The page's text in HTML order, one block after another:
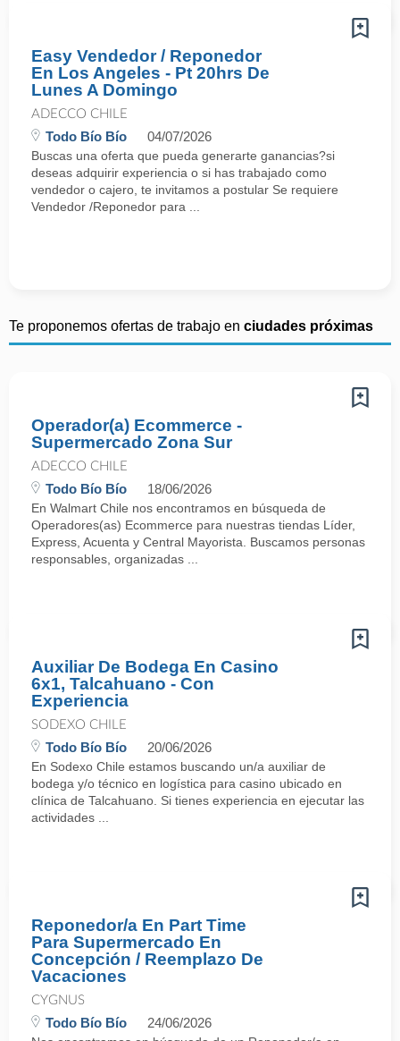
Easy Vendedor / Reponedor
En Los Angeles - Pt 20hrs De
Lunes A Domingo
ADECCO CHILE
Todo Bío Bío 04/07/2026
Buscas una oferta que pueda generarte ganancias?si
deseas adquirir experiencia o si has trabajado como
vendedor o cajero, te invitamos a postular Se requiere
Vendedor /Reponedor para ...
Te proponemos ofertas de trabajo en ciudades próximas
Operador(a) Ecommerce -
Supermercado Zona Sur
ADECCO CHILE
Todo Bío Bío 18/06/2026
En Walmart Chile nos encontramos en búsqueda de
Operadores(as) Ecommerce para nuestras tiendas Líder,
Express, Acuenta y Central Mayorista. Buscamos personas
responsables, organizadas ...
Auxiliar De Bodega En Casino
6x1, Talcahuano - Con
Experiencia
SODEXO CHILE
Todo Bío Bío 20/06/2026
En Sodexo Chile estamos buscando un/a auxiliar de
bodega y/o técnico en logística para casino ubicado en
clínica de Talcahuano. Si tienes experiencia en ejecutar las
actividades ...
Reponedor/a En Part Time
Para Supermercado En
Concepción / Reemplazo De
Vacaciones
CYGNUS
Todo Bío Bío 24/06/2026